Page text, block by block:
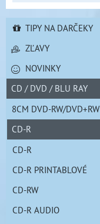
TIPY NA DARČEKY
ZĽAVY
NOVINKY
CD / DVD / BLU RAY
8CM DVD-RW/DVD+RW
CD-R
CD-R
CD-R PRINTABLOVÉ
CD-RW
CD-R AUDIO